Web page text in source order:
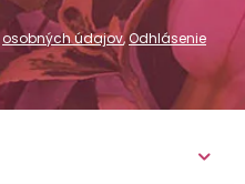
osobných údajov,Odhlásenie